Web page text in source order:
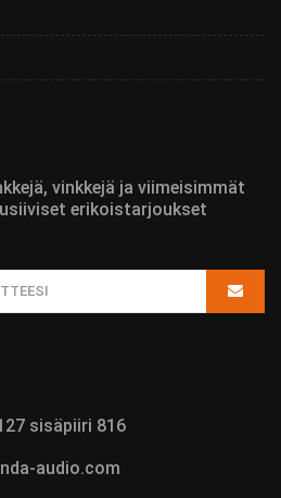
vinkkejä ja viimeisimmät
erikoistarjoukset
sisäpiiri 816
audio.com